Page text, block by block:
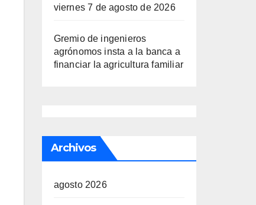
viernes 7 de agosto de 2026
Gremio de ingenieros
agrónomos insta a la banca a
financiar la agricultura familiar
Archivos
agosto 2026